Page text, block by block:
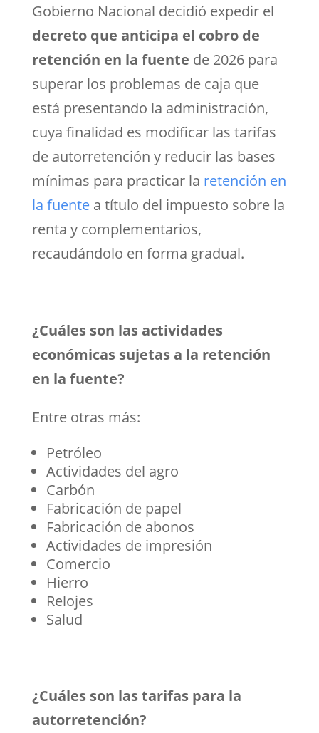
Gobierno Nacional decidió expedir el
decreto que anticipa el cobro de
retención en la fuente de 2026 para
superar los problemas de caja que
está presentando la administración,
cuya finalidad es modificar las tarifas
de autorretención y reducir las bases
mínimas para practicar la retención en
la fuente a título del impuesto sobre la
renta y complementarios,
recaudándolo en forma gradual.
¿Cuáles son las actividades
económicas sujetas a la retención
en la fuente?
Entre otras más:
Petróleo
Actividades del agro
Carbón
Fabricación de papel
Fabricación de abonos
Actividades de impresión
Comercio
Hierro
Relojes
Salud
¿Cuáles son las tarifas para la
autorretención?